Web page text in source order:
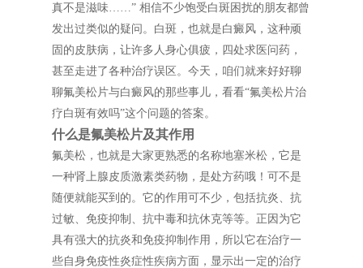
真不是滋味……” 相信不少饱受白斑困扰的朋友都曾
发出过类似的疑问。白斑，也就是白癜风，这种顽
固的皮肤病，让许多人身心俱疲，四处求医问药，
甚至走进了各种治疗误区。今天，咱们就来好好聊
聊氟美松片与白癜风的那些事儿，看看“氟美松片治
疗白斑有效吗”这个问题的答案。
什么是氟美松片及其作用
氟美松，也就是大家更熟悉的名称地塞米松，它是
一种肾上腺皮质激素类药物，是处方药哦！可不是
随便就能买到的。它的作用可不少，包括抗炎、抗
过敏、免疫抑制、抗中毒和抗休克等等。正因为它
具有强大的抗炎和免疫抑制作用，所以它在治疗一
些自身免疫性炎症性疾病方面，显示出一定的治疗